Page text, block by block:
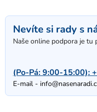
Nevíte si rady s
Naše online podpora je tu
(Po-Pá: 9:00-15:00):
E-mail -